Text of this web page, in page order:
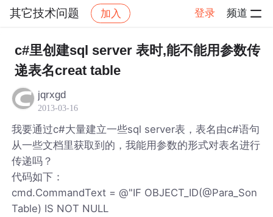
其它技术问题 加入 登录 频道
社区 其它技术问题 帖子详情
c#里创建sql server 表时,能不能用参数传
递表名creat table
jqrxgd
2013-03-16
我要通过c#大量建立一些sql server表，表名由c#语句
从一些文档里获取到的，我能用参数的形式对表名进行
传递吗？
代码如下：
cmd.CommandText = @"IF OBJECT_ID(@Para_Son
Table) IS NOT NULL